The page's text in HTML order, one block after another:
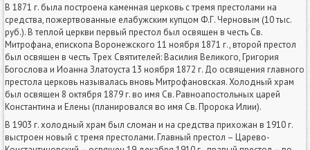
В 1871 г. была построена каменная церковь с тремя престолами на
средства, пожертвованные елабужским купцом Ф.Г. Черновым (10 тыс.
руб.). В теплой церкви первый престол был освящен в честь Св.
Митрофана, епископа Воронежского 11 ноября 1871 г., второй престол
был освящен в честь Трех Святителей: Василия Великого, Григория
Богослова и Иоанна Златоуста 13 ноября 1872 г. До освящения главного
престола церковь называлась вновь Митрофановская. Холодный храм
был освящен 8 октября 1879 г. во имя Св. Равноапостольных царей
Константина и Елены (планировался во имя Св. Пророка Илии).
В 1903 г. холодный храм был сломан и на средства прихожан в 1910 г.
выстроен новый с тремя престолами. Главный престол – Царево-